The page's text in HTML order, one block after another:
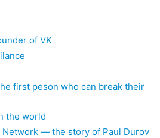
of VK
first peson who can break their
the world
Network — the story of Paul Durov